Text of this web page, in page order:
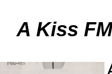
A Kiss